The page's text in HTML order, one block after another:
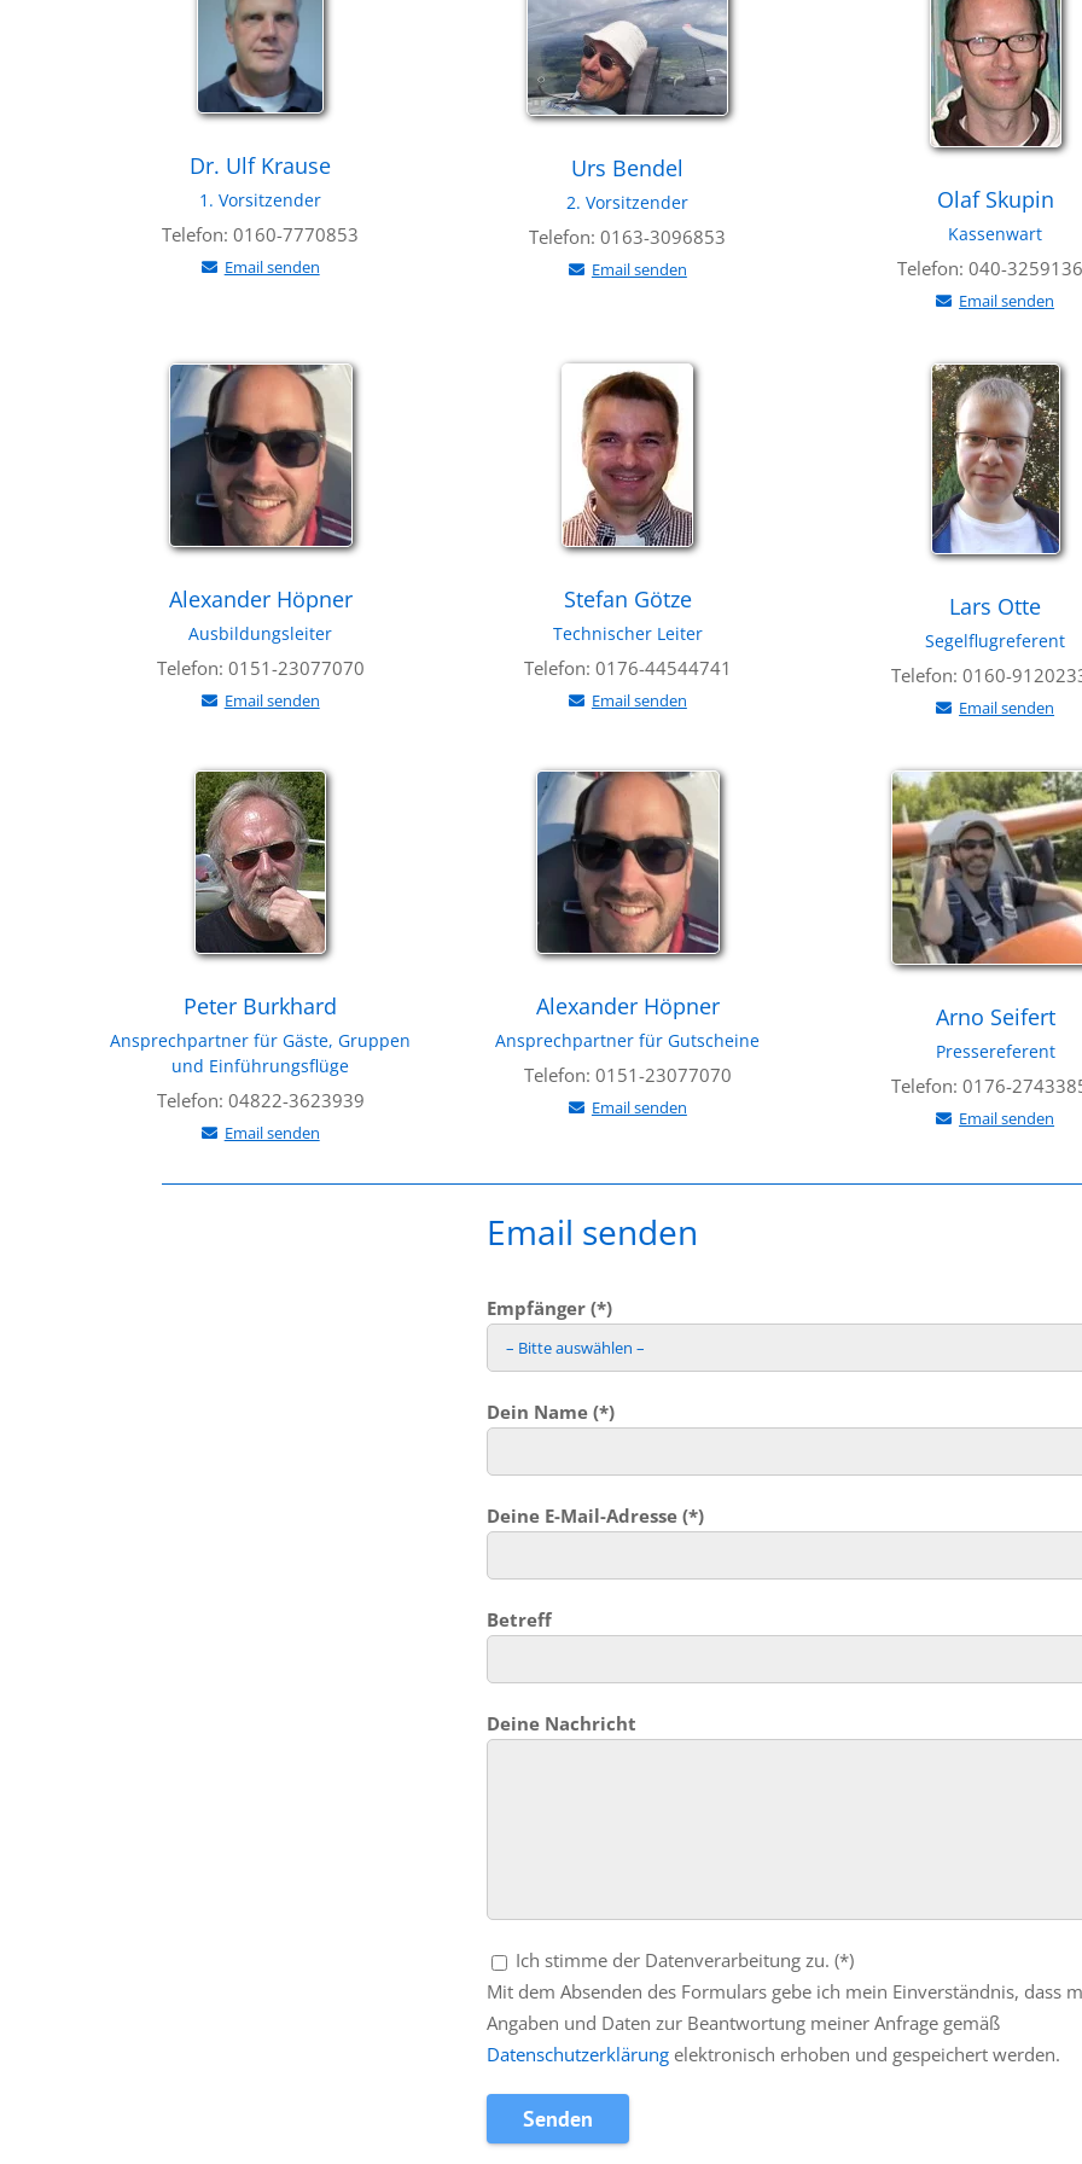
Dr. Ulf Krause
1. Vorsitzender
Telefon: 0160-7770853
Email senden
Urs Bendel
2. Vorsitzender
Telefon: 0163-3096853
Email senden
Olaf Skupin
Kassenwart
Telefon: 040-
Email senden
Alexander Höpner
Ausbildungsleiter
Telefon: 0151-23077070
Email senden
Stefan Götze
Technischer Leiter
Telefon: 0176-44544741
Email senden
Lars Otte
Segelflugreferent
Telefon: 0160-
Email senden
Peter Burkhard
Ansprechpartner für Gäste, Gruppen
und Einführungsflüge
Telefon: 04822-3623939
Email senden
Alexander Höpner
Ansprechpartner für Gutscheine
Telefon: 0151-23077070
Email senden
Arno Seifert
Pressereferent
Telefon: 0176-
Email senden
Email senden
Empfänger (*)
Dein Name (*)
Deine E-Mail-Adresse (*)
Betreff
Deine Nachricht
Ich stimme der Datenverarbeitung zu. (*)
Mit dem Absenden des Formulars gebe ich mein Einverständnis, dass
Angaben und Daten zur Beantwortung meiner Anfrage gemäß
Datenschutzerklärungelektronisch erhoben und gespeichert werden.